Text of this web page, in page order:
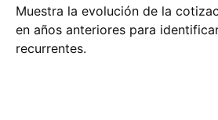
Muestra la evolución de la
en años anteriores para
recurrentes.